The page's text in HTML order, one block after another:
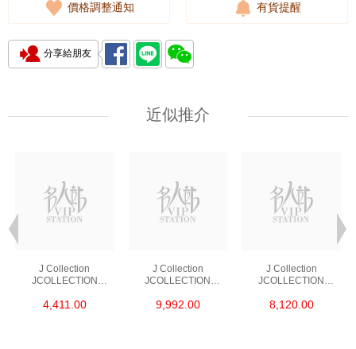
價格調整通知 有貨提醒
分享給朋友
近似推介
J Collection
JCOLLECTION
RDDI 0.48 CT18KR
4,411.00
J Collection
JCOLLECTION
RDDI 1.34 CT18KW
9,992.00
J Collection
JCOLLECTION
W/DIAMOND 7
8,120.00